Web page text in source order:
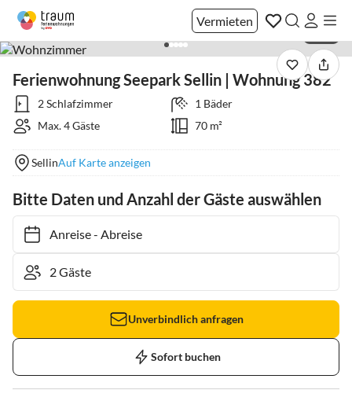
Vermieten
Ferienwohnung Seepark Sellin | Wohnung 382
2 Schlafzimmer
1 Bäder
Max. 4 Gäste
70 m²
SellinAuf Karte anzeigen
Bitte Daten und Anzahl der Gäste auswählen
Anreise- Abreise
Unverbindlich anfragen
Sofort buchen